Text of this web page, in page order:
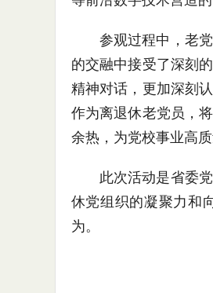
参观过程中，老
的交融中接受了深刻
精神对话，更加深刻
作为离退休老党员，
余热，为党校事业高
此次活动是省委
休党组织的凝聚力和
为。